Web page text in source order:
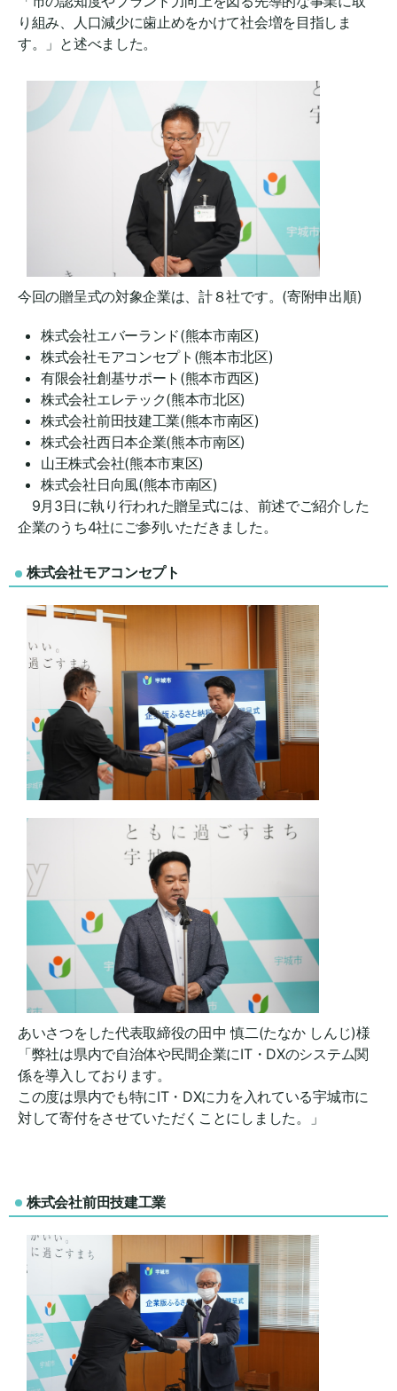
り組み、人口減少に歯止めをかけて社会増を目指しま
す。」と述べました。
今回の贈呈式の対象企業は、計８社です。(寄附申出順)
株式会社エバーランド(熊本市南区)
株式会社モアコンセプト(熊本市北区)
有限会社創基サポート(熊本市西区)
株式会社エレテック(熊本市北区)
株式会社前田技建工業(熊本市南区)
株式会社西日本企業(熊本市南区)
山王株式会社(熊本市東区)
株式会社日向風(熊本市南区)
9月3日に執り行われた贈呈式には、前述でご紹介した
企業のうち4社にご参列いただきました。
株式会社モアコンセプト
あいさつをした代表取締役の田中 慎二(たなか しんじ)様
「弊社は県内で自治体や民間企業にIT・DXのシステム関
係を導入しております。
この度は県内でも特にIT・DXに力を入れている宇城市に
対して寄付をさせていただくことにしました。」
株式会社前田技建工業